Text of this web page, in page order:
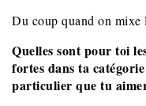
Du coup quand on
Quelles sont pour toi
fortes dans ta
particulier que tu